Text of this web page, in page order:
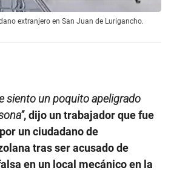
extranjero en San Juan de Lurigancho.
siento un poquito apeligrado
, dijo un trabajador que fue
por un ciudadano de
tras ser acusado de
en un local mecánico en la